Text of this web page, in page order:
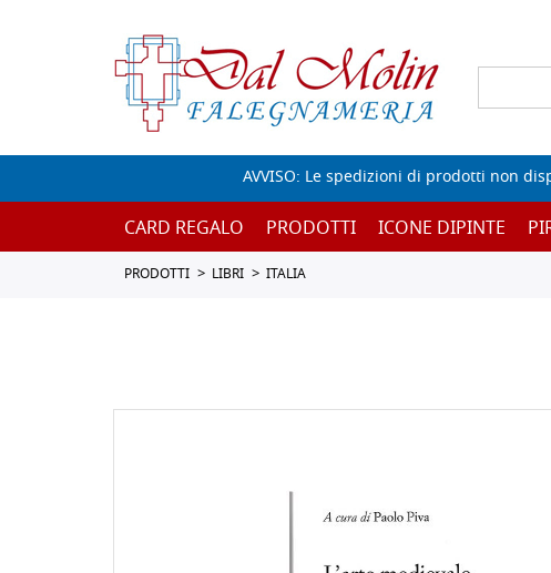
AVVISO: Le spedizioni di prodotti non
CARD REGALO PRODOTTI ICONE DIPINTE
PRODOTTI LIBRI ITALIA